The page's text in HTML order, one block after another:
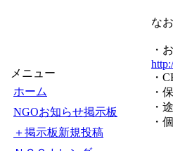
メニュー
ホーム
NGOお知らせ掲示板
＋掲示板新規投稿
な
・
・
・
・
・